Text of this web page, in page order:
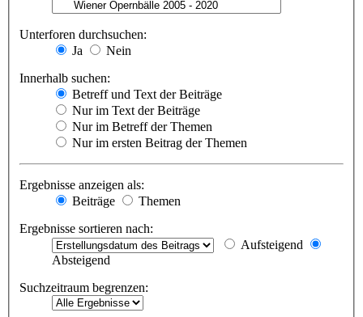
Unterforen durchsuchen:
Ja
Nein
Innerhalb suchen:
Betreff und Text der Beiträge
Nur im Text der Beiträge
Nur im Betreff der Themen
Nur im ersten Beitrag der Themen
Ergebnisse anzeigen als:
Beiträge
Themen
Ergebnisse sortieren nach:
Aufsteigend
Absteigend
Suchzeitraum begrenzen: